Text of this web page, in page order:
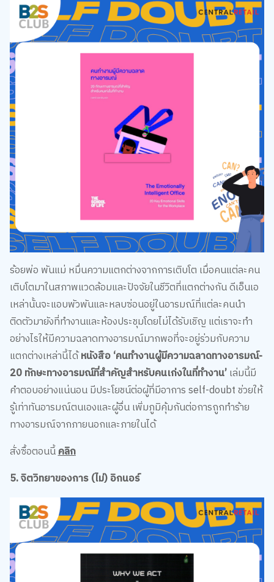
ร้อยพ่อ พันแม่ หมื่นความแตกต่างจากการเติบโต เมื่อคนแต่ละคน
เติบโตมาในสภาพแวดล้อมและปัจจัยในชีวิตที่แตกต่างกัน ดีเอ็นเอ
เหล่านั้นจะแอบพัวพันและหลบซ่อนอยู่ในอารมณ์ที่แต่ละคนนำ
ติดตัวมายังที่ทำงานและห้องประชุมโดยไม่ได้รับเชิญ แต่เราจะทำ
อย่างไรให้มีความฉลาดทางอารมณ์มากพอที่จะอยู่ร่วมกับความ
แตกต่างเหล่านี้ได้หนังสือ ‘คนทำงานผู้มีความฉลาดทางอารมณ์-
20 ทักษะทางอารมณ์ที่สำคัญสำหรับคนเก่งในที่ทำงาน’เล่มนี้มี
คำตอบอย่างแน่นอน มีประโยชน์ต่อผู้ที่มีอาการ self-doubt ช่วยให้
รู้เท่าทันอารมณ์ตนเองและผู้อื่น เพิ่มภูมิคุ้มกันต่อการถูกทำร้าย
ทางอารมณ์จากภายนอกและภายในได้
สั่งซื้อตอนนี้คลิก
5. จิตวิทยาของการ (ไม่) อิกนอร์